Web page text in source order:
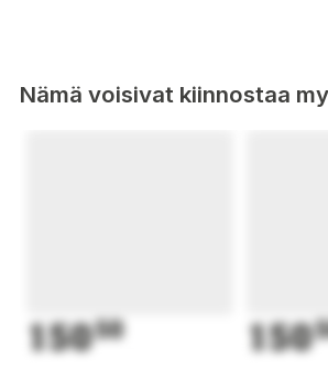
Nämä voisivat kiinnostaa
15050 150